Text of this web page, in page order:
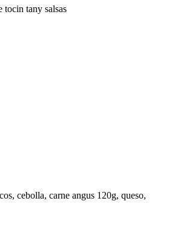
tocin tany salsas
cebolla, carne angus 120g, queso,